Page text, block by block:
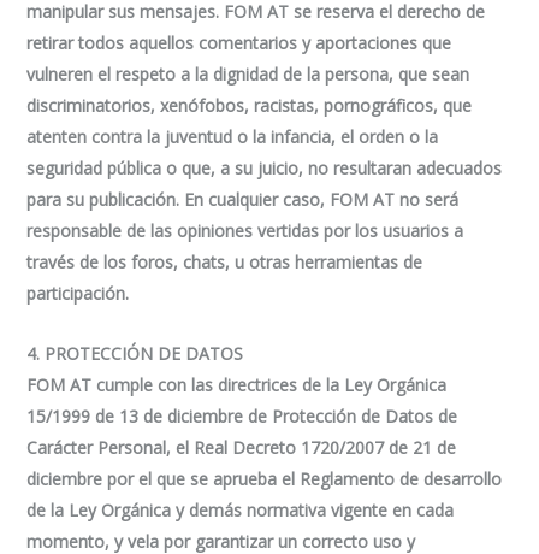
manipular sus mensajes. FOM AT se reserva el derecho de
retirar todos aquellos comentarios y aportaciones que
vulneren el respeto a la dignidad de la persona, que sean
discriminatorios, xenófobos, racistas, pornográficos, que
atenten contra la juventud o la infancia, el orden o la
seguridad pública o que, a su juicio, no resultaran adecuados
para su publicación. En cualquier caso, FOM AT no será
responsable de las opiniones vertidas por los usuarios a
través de los foros, chats, u otras herramientas de
participación.
4. PROTECCIÓN DE DATOS
FOM AT cumple con las directrices de la Ley Orgánica
15/1999 de 13 de diciembre de Protección de Datos de
Carácter Personal, el Real Decreto 1720/2007 de 21 de
diciembre por el que se aprueba el Reglamento de desarrollo
de la Ley Orgánica y demás normativa vigente en cada
momento, y vela por garantizar un correcto uso y